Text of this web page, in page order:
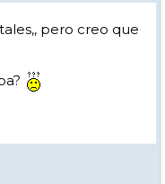
pero creo que